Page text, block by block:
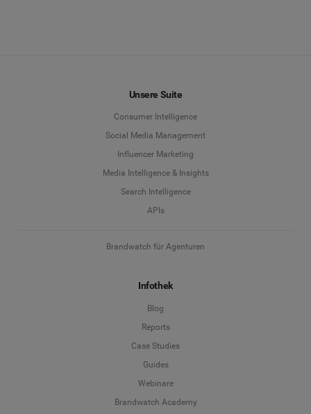
Unsere Suite
Consumer Intelligence
Social Media Management
Influencer Marketing
Media Intelligence & Insights
Search Intelligence
APIs
Brandwatch für Agenturen
Infothek
Blog
Reports
Case Studies
Guides
Webinare
Brandwatch Academy